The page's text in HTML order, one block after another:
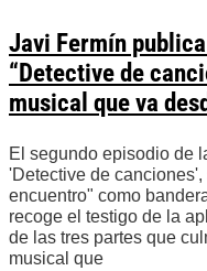
Javi Fermín
“Detective de
musical que va
El segundo episodio de
'Detective de
encuentro" como
recoge el testigo de la
de las tres partes que
musical que